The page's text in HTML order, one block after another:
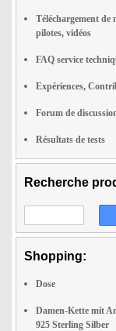
Téléchargement de
pilotes, vidéos
FAQ service
Expériences,
Forum de
Résultats de tests
Recherche
Shopping:
Dose
Damen-Kette mit
925 Sterling Silber